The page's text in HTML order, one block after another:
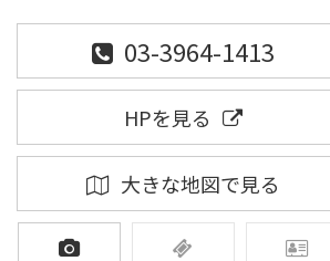
03-3964-1413
HPを見る
大きな地図で見る